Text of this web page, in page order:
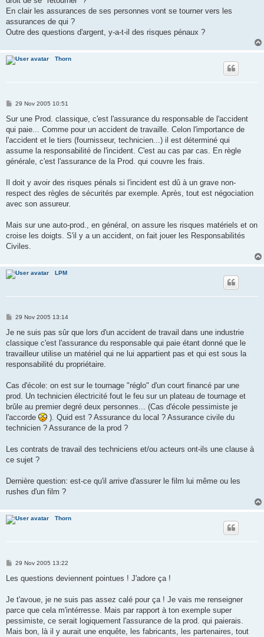
En clair les assurances de ses personnes vont se tourner vers les
assurances de qui ?
Outre des questions d'argent, y-a-t-il des risques pénaux ?
Thorn
P
s
29 Nov 2005 10:51
Sur une Prod. classique, c'est l'assurance du responsable de l'accident
qui paie... Comme pour un accident de travaille. Celon l'importance de
l'accident et le tiers (fournisseur, technicien...) il est déterminé qui
assume la responsabilité de l'incident. C'est au cas par cas. En règle
générale, c'est l'assurance de la Prod. qui couvre les frais.
Il doit y avoir des risques pénals si l'incident est dû à un grave non-
respect des règles de sécurités par exemple. Après, tout est négociation
avec son assureur.
Mais sur une auto-prod., en général, on assure les risques matériels et on
croise les doigts. S'il y a un accident, on fait jouer les Responsabilités
Civiles.
LPM
P
s
29 Nov 2005 13:14
Je ne suis pas sûr que lors d'un accident de travail dans une industrie
classique c'est l'assurance du responsable qui paie étant donné que le
travailleur utilise un matériel qui ne lui appartient pas et qui est sous la
responsabilité du propriétaire.
Cas d'école: on est sur le tournage "réglo" d'un court financé par une
prod. Un technicien électricité fout le feu sur un plateau de tournage et
brûle au premier degré deux personnes... (Cas d'école pessimiste je
l'accorde
). Quid est ? Assurance du local ? Assurance civile du
technicien ? Assurance de la prod ?
Les contrats de travail des techniciens et/ou acteurs ont-ils une clause à
ce sujet ?
Dernière question: est-ce qu'il arrive d'assurer le film lui même ou les
rushes d'un film ?
Thorn
P
s
29 Nov 2005 13:22
Les questions deviennent pointues ! J'adore ça !
Je t'avoue, je ne suis pas assez calé pour ça ! Je vais me renseigner
parce que cela m'intérresse. Mais par rapport à ton exemple super
pessimiste, ce serait logiquement l'assurance de la prod. qui paierais.
Mais bon, là il y aurait une enquête, les fabricants, les partenaires, tout